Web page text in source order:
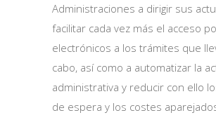
Administraciones a dirigir sus
facilitar cada vez más el acceso
electrónicos a los trámites que
cabo, así como a automatizar la
administrativa y reducir con ello
de espera y los costes